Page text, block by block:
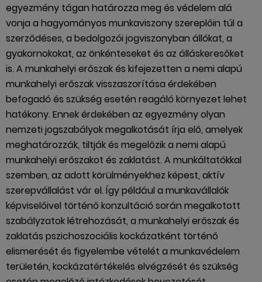
egyezmény tágan határozza meg és védelem alá
vonja a hagyományos munkaviszony szereplőin túl a
szerződéses, a bedolgozói jogviszonyban állókat, a
gyakornokokat, az önkénteseket és az álláskeresőket
is. A munkahelyi erőszak és kifejezetten a nemi alapú
munkahelyi erőszak visszaszorítása érdekében
befogadó és szükség esetén reagáló környezet lehet
hatékony. Ennek érdekében az egyezmény olyan
nemzeti jogszabályok megalkotását írja elő, amelyek
meghatározzák, tiltják és megelőzik a nemi alapú
munkahelyi erőszakot és zaklatást. A munkáltatókkal
szemben, az adott körülményekhez képest, aktív
szerepvállalást vár el. Így például a munkavállalók
képviselőivel történő konzultáció során megalkotott
szabályzatok létrehozását, a munkahelyi erőszak és
zaklatás pszichoszociális kockázatként történő
elismerését és figyelembe vételét a munkavédelem
területén, kockázatértékelés elvégzését és szükség